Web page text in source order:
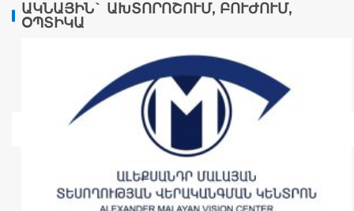
ԱԿՆԱՅԻՆ` ԱԽՏՈՐՈՇՈՒՄ, ԲՈՒԺՈՒՄ,
ՕՊՏԻԿԱ